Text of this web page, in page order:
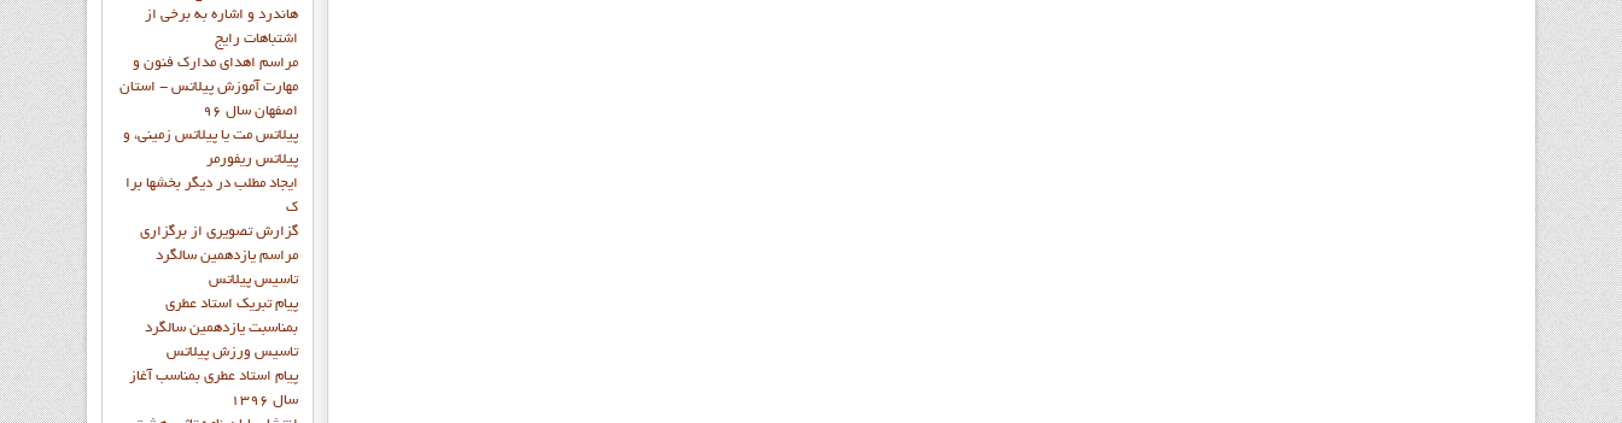
هاندرد و اشاره به برخي از
اشتباهات رايج
مراسم اهدای مدارک فنون و
مهارت آموزش پیلاتس - استان
اصفهان سال 96
پیلاتس مت یا پیلاتس زمینی، و
پیلاتس ریفورمر
ايجاد مطلب در ديگر بخشها برا
ک
گزارش تصويري از برگزاري
مراسم يازدهمين سالگرد
تاسيس پيلاتس
پيام تبريک استاد عطري
بمناسبت يازدهمين سالگرد
تاسيس ورزش پيلاتس
پيام استاد عطري بمناسب آغاز
سال 1396